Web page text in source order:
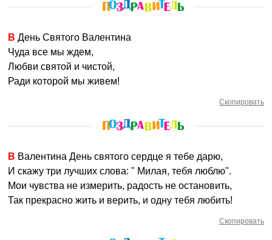
В День Святого Валентина
Чуда все мы ждем,
Любви святой и чистой,
Ради которой мы живем!
Скопировать
В Валентина День святого сердце я тебе дарю,
И скажу три лучших слова: " Милая, тебя люблю".
Мои чувства не измерить, радость не остановить,
Так прекрасно жить и верить, и одну тебя любить!
Скопировать